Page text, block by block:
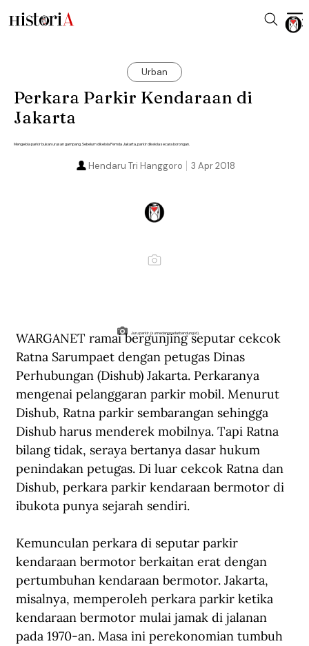
Urban
Perkara Parkir Kendaraan di
Jakarta
Mengelola parkir bukan urusan gampang. Sebelum dikelola Pemda Jakarta, parkir dikelola secara borongan.
3 Apr 2018
Hendaru Tri Hanggoro
Juru parkir. (sumedang.radarbandung.id).
WARGANET ramai bergunjing seputar cekcok
Ratna Sarumpaet dengan petugas Dinas
Perhubungan (Dishub) Jakarta. Perkaranya
mengenai pelanggaran parkir mobil. Menurut
Dishub, Ratna parkir sembarangan sehingga
Dishub harus menderek mobilnya. Tapi Ratna
bilang tidak, seraya bertanya dasar hukum
penindakan petugas. Di luar cekcok Ratna dan
Dishub, perkara parkir kendaraan bermotor di
ibukota punya sejarah sendiri.
Kemunculan perkara di seputar parkir
kendaraan bermotor berkaitan erat dengan
pertumbuhan kendaraan bermotor. Jakarta,
misalnya, memperoleh perkara parkir ketika
kendaraan bermotor mulai jamak di jalanan
pada 1970-an. Masa ini perekonomian tumbuh